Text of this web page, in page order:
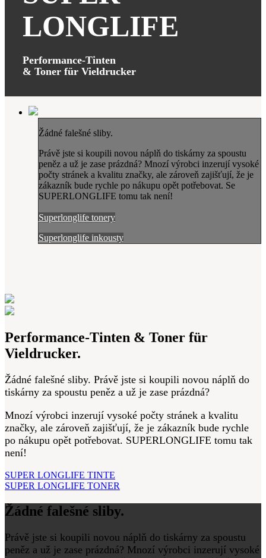
LONGLIFE
Performance-Tinten
& Toner für Vieldrucker
Žádné falešné sliby.
Právě jste si koupili novou náplň do tiskárny za spoustu
peněz a už je zase prázdná? Mnozí výrobci inzerují vysoké
počty stránek a kvalitu značky, ale zároveň zajišťují, že je
zákazník bude rychle po nákupu opět potřebovat. Se
SUPERLONGLIFE tomu tak není!
Superlonglife tonery
Superlonglife inkousty
Performance-Tinten & Toner für
Vieldrucker.
Žádné falešné sliby. Právě jste si koupili novou náplň do
tiskárny za spoustu peněz a už je zase prázdná?
Mnozí výrobci inzerují vysoké počty stránek a kvalitu
značky, ale zároveň zajišťují, že je zákazník bude rychle
po nákupu opět potřebovat. SUPERLONGLIFE tomu tak
není!
SUPER LONGLIFE TINTE
SUPER LONGLIFE TONER
Žádné falešné sliby.
Právě jste si koupili novou náplň do tiskárny za spoustu
peněz a už je zase prázdná? Mnozí výrobci inzerují vysoké